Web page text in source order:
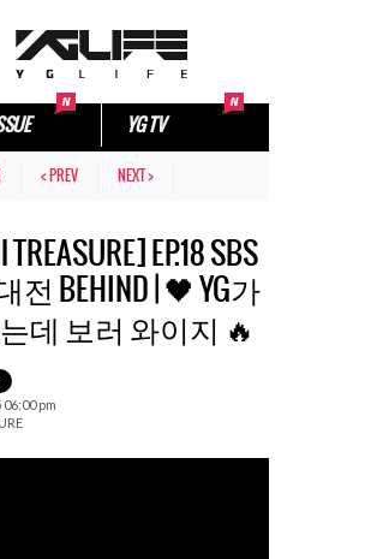
YG TV
< PREV NEXT >
TREASURE] EP.18 SBS
전 BEHIND | 🖤 YG가
는데 보러 와이지 🔥
pm